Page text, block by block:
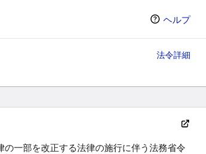
ヘルプ
法令詳細
一部を改正する法律の施行に伴う法務省令